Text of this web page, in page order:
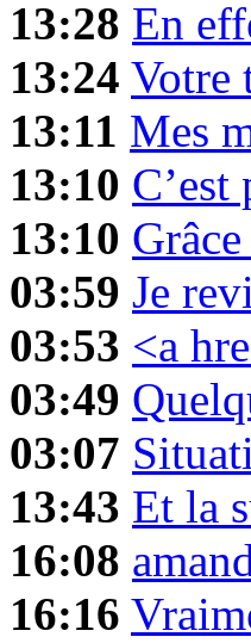
13:28 En
13:24 Votre
13:11 Mes
13:10
13:10
03:59 Je
03:53 <a
03:49
03:07
13:43 Et la
16:08
16:16